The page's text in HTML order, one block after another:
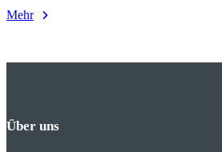
Mehr
Über uns